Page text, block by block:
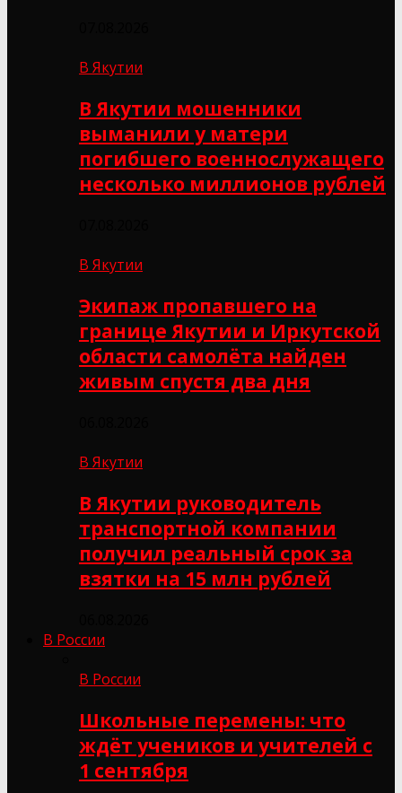
В Якутии
В Якутии мошенники
выманили у матери
погибшего военнослужащего
несколько миллионов рублей
В Якутии
Экипаж пропавшего на
границе Якутии и Иркутской
области самолёта найден
живым спустя два дня
В Якутии
В Якутии руководитель
транспортной компании
получил реальный срок за
взятки на 15 млн рублей
В России
В России
Школьные перемены: что
ждёт учеников и учителей с
1 сентября